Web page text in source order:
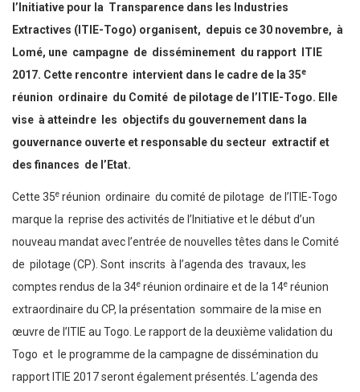
l’Initiative pour la Transparence dans les Industries
Extractives (ITIE-Togo) organisent, depuis ce 30 novembre, à
Lomé, une campagne de disséminement du rapport ITIE
2017. Cette rencontre intervient dans le cadre de la 35e
réunion ordinaire du Comité de pilotage de l’ITIE-Togo. Elle
vise à atteindre les objectifs du gouvernement dans la
gouvernance ouverte et responsable du secteur extractif et
des finances de l’Etat.
Cette 35e réunion ordinaire du comité de pilotage de l’ITIE-Togo
marque la reprise des activités de l’Initiative et le début d’un
nouveau mandat avec l’entrée de nouvelles têtes dans le Comité
de pilotage (CP). Sont inscrits à l’agenda des travaux, les
comptes rendus de la 34e réunion ordinaire et de la 14e réunion
extraordinaire du CP, la présentation sommaire de la mise en
œuvre de l’ITIE au Togo. Le rapport de la deuxième validation du
Togo et le programme de la campagne de dissémination du
rapport ITIE 2017 seront également présentés. L’agenda des